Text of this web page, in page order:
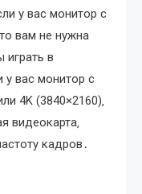
у вас монитор с
вам не нужна
играть в
у вас монитор с
4K (3840×2160)‚
видеокарта‚
кадров․